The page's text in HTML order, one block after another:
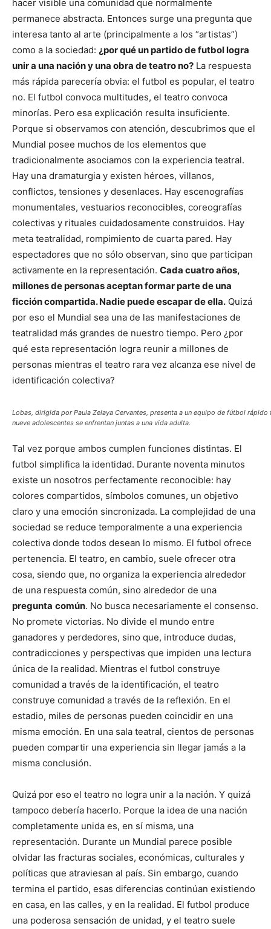
hacer visible una comunidad que normalmente
permanece abstracta. Entonces surge una pregunta que
interesa tanto al arte (principalmente a los “artistas”)
como a la sociedad: ¿por qué un partido de futbol logra
unir a una nación y una obra de teatro no? La respuesta
más rápida parecería obvia: el futbol es popular, el teatro
no. El futbol convoca multitudes, el teatro convoca
minorías. Pero esa explicación resulta insuficiente.
Porque si observamos con atención, descubrimos que el
Mundial posee muchos de los elementos que
tradicionalmente asociamos con la experiencia teatral.
Hay una dramaturgia y existen héroes, villanos,
conflictos, tensiones y desenlaces. Hay escenografías
monumentales, vestuarios reconocibles, coreografías
colectivas y rituales cuidadosamente construidos. Hay
meta teatralidad, rompimiento de cuarta pared. Hay
espectadores que no sólo observan, sino que participan
activamente en la representación. Cada cuatro años,
millones de personas aceptan formar parte de una
ficción compartida. Nadie puede escapar de ella. Quizá
por eso el Mundial sea una de las manifestaciones de
teatralidad más grandes de nuestro tiempo. Pero ¿por
qué esta representación logra reunir a millones de
personas mientras el teatro rara vez alcanza ese nivel de
identificación colectiva?
Lobas, dirigida por Paula Zelaya Cervantes, presenta a un equipo de fútbol rápido
nueve adolescentes se enfrentan juntas a una vida adulta.
Tal vez porque ambos cumplen funciones distintas. El
futbol simplifica la identidad. Durante noventa minutos
existe un nosotros perfectamente reconocible: hay
colores compartidos, símbolos comunes, un objetivo
claro y una emoción sincronizada. La complejidad de una
sociedad se reduce temporalmente a una experiencia
colectiva donde todos desean lo mismo. El futbol ofrece
pertenencia. El teatro, en cambio, suele ofrecer otra
cosa, siendo que, no organiza la experiencia alrededor
de una respuesta común, sino alrededor de una
pregunta común. No busca necesariamente el consenso.
No promete victorias. No divide el mundo entre
ganadores y perdedores, sino que, introduce dudas,
contradicciones y perspectivas que impiden una lectura
única de la realidad. Mientras el futbol construye
comunidad a través de la identificación, el teatro
construye comunidad a través de la reflexión. En el
estadio, miles de personas pueden coincidir en una
misma emoción. En una sala teatral, cientos de personas
pueden compartir una experiencia sin llegar jamás a la
misma conclusión.
Quizá por eso el teatro no logra unir a la nación. Y quizá
tampoco debería hacerlo. Porque la idea de una nación
completamente unida es, en sí misma, una
representación. Durante un Mundial parece posible
olvidar las fracturas sociales, económicas, culturales y
políticas que atraviesan al país. Sin embargo, cuando
termina el partido, esas diferencias continúan existiendo
en casa, en las calles, y en la realidad. El futbol produce
una poderosa sensación de unidad, y el teatro suele